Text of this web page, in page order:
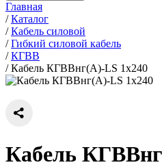
Главная
/Каталог
/Кабель силовой
/Гибкий силовой кабель
/КГВВ
/Кабель КГВВнг(А)-LS 1х240
Кабель